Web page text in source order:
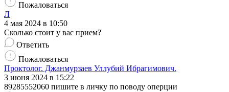
Пожаловаться
Л
4 мая 2024 в 10:50
Сколько стоит у вас прием?
Ответить
Пожаловаться
Проктолог. Джанмурзаев Уллубий Ибрагимович.
3 июня 2024 в 15:22
89285552060 пишите в личку по поводу оперции